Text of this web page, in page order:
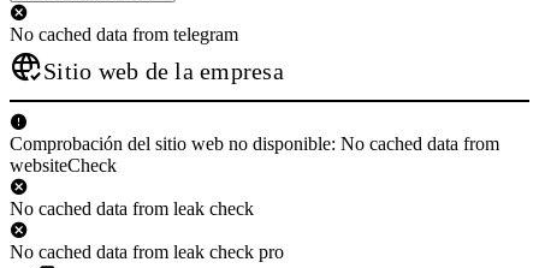
No cached data from telegram
Sitio web de la empresa
Comprobación del sitio web no disponible: No cached data from
websiteCheck
No cached data from leak check
No cached data from leak check pro